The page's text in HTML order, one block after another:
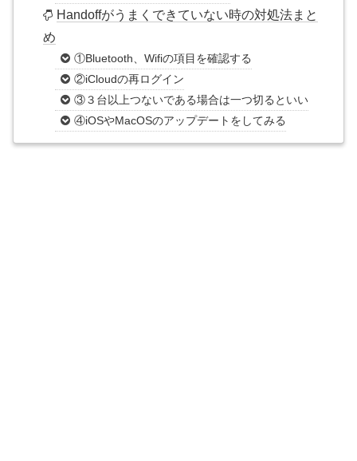
Handoffがうまくできていない時の対処法まと
め
①Bluetooth、Wifiの項目を確認する
②iCloudの再ログイン
③３台以上つないである場合は一つ切るといい
④iOSやMacOSのアップデートをしてみる